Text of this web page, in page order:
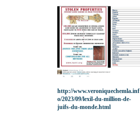
http://www.veroniquechemla.inf
o/2023/09/lexil-du-million-de-
juifs-du-monde.html